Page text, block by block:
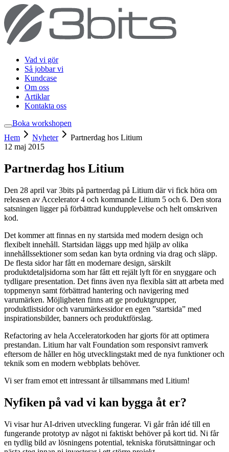
Vad vi gör
Så jobbar vi
Kundcase
Om oss
Artiklar
Kontakta oss
Boka workshopen
Hem
Nyheter
Partnerdag hos Litium
12 maj 2015
Partnerdag hos Litium
Den 28 april var 3bits på partnerdag på Litium där vi fick höra om
releasen av Accelerator 4 och kommande Litium 5 och 6. Den stora
satsningen ligger på förbättrad kundupplevelse och helt omskriven
kod.
Det kommer att finnas en ny startsida med modern design och
flexibelt innehåll. Startsidan läggs upp med hjälp av olika
innehållssektioner som sedan kan byta ordning via drag och släpp.
De flesta sidor har fått en modernare design, särskilt
produktdetaljsidorna som har fått ett rejält lyft för en snyggare och
tydligare presentation. Det finns även nya flexibla sätt att arbeta med
toppmenyn samt förbättrad hantering och navigering med
varumärken. Möjligheten finns att ge produktgrupper,
produktlistsidor och varumärkessidor en egen ”startsida” med
inspirationsbilder, banners och produktförslag.
Refactoring av hela Acceleratorkoden har gjorts för att optimera
prestandan. Litium har valt Foundation som responsivt ramverk
eftersom de håller en hög utvecklingstakt med de nya funktioner och
teknik som en modern webbplats behöver.
Vi ser fram emot ett intressant år tillsammans med Litium!
Nyfiken på vad vi kan bygga åt er?
Vi visar hur AI-driven utveckling fungerar. Vi går från idé till en
fungerande prototyp av något ni faktiskt behöver på kort tid. Ni får
en tydlig bild av lösningens potential, tekniska förutsättningar och